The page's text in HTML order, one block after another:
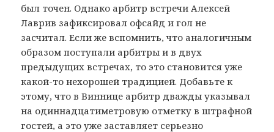
был точен. Однако арбитр встречи Алексей
Лаврив зафиксировал офсайд и гол не
засчитал. Если же вспомнить, что аналогичным
образом поступали арбитры и в двух
предыдущих встречах, то это становится уже
какой-то нехорошей традицией. Добавьте к
этому, что в Виннице арбитр дважды указывал
на одиннадцатиметровую отметку в штрафной
гостей, а это уже заставляет серьезно